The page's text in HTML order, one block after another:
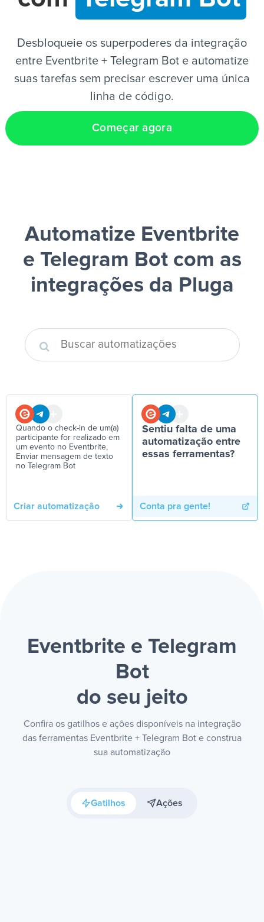
Desbloqueie os superpoderes da integração
entre Eventbrite + Telegram Bot e automatize
suas tarefas sem precisar escrever uma única
linha de código.
Começar agora
Automatize Eventbrite
e Telegram Botcom as
integrações da Pluga
Quando o check-in de um(a)
participante for realizado em
um evento no Eventbrite,
Enviar mensagem de texto
no Telegram Bot
Criar automatização
Sentiu falta de uma
automatização entre
essas ferramentas?
Conta pra gente!
Eventbrite e Telegram
Bot
do seu jeito
Confira os gatilhos e ações disponíveis na integração
das ferramentas Eventbrite + Telegram Bot e construa
sua automatização
Gatilhos Ações